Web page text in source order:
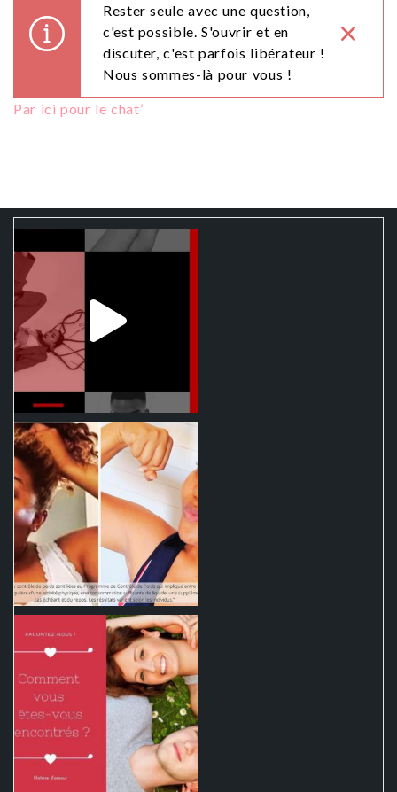
Rester seule avec une question,
c'est possible. S'ouvrir et en
discuter, c'est parfois libérateur !
Nous sommes-là pour vous !
Par ici pour le chat’